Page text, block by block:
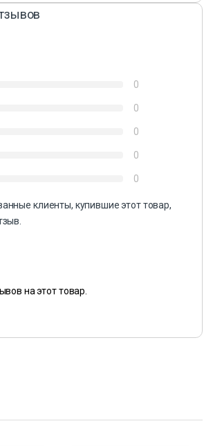
0
0
0
0
0
клиенты, купившие этот товар,
на этот товар.